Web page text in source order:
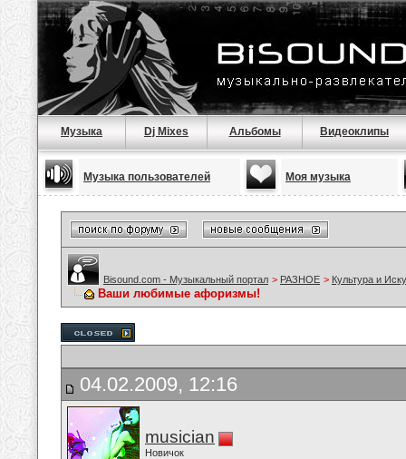
Музыка Dj Mixes Альбомы Видеоклипы
Музыка пользователей Моя музыка
Bisound.com - Музыкальный портал > РАЗНОЕ > Культура и
Ваши любимые афоризмы!
04.02.2009, 12:16
musician
Новичок